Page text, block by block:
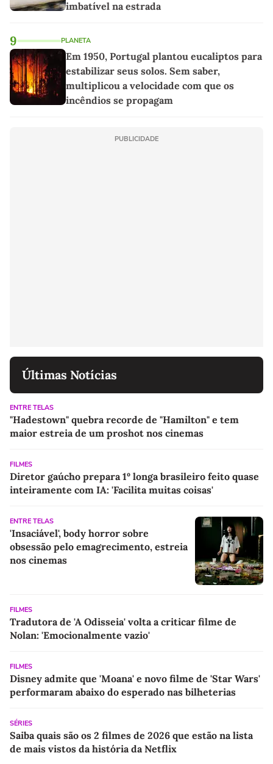
imbatível na estrada
9 PLANETA
Em 1950, Portugal plantou eucaliptos para
estabilizar seus solos. Sem saber,
multiplicou a velocidade com que os
incêndios se propagam
PUBLICIDADE
Últimas Notícias
ENTRE TELAS
"Hadestown" quebra recorde de "Hamilton" e tem
maior estreia de um proshot nos cinemas
FILMES
Diretor gaúcho prepara 1º longa brasileiro feito quase
inteiramente com IA: 'Facilita muitas coisas'
ENTRE TELAS
'Insaciável', body horror sobre
obsessão pelo emagrecimento, estreia
nos cinemas
FILMES
Tradutora de 'A Odisseia' volta a criticar filme de
Nolan: 'Emocionalmente vazio'
FILMES
Disney admite que 'Moana' e novo filme de 'Star Wars'
performaram abaixo do esperado nas bilheterias
SÉRIES
Saiba quais são os 2 filmes de 2026 que estão na lista
de mais vistos da história da Netflix